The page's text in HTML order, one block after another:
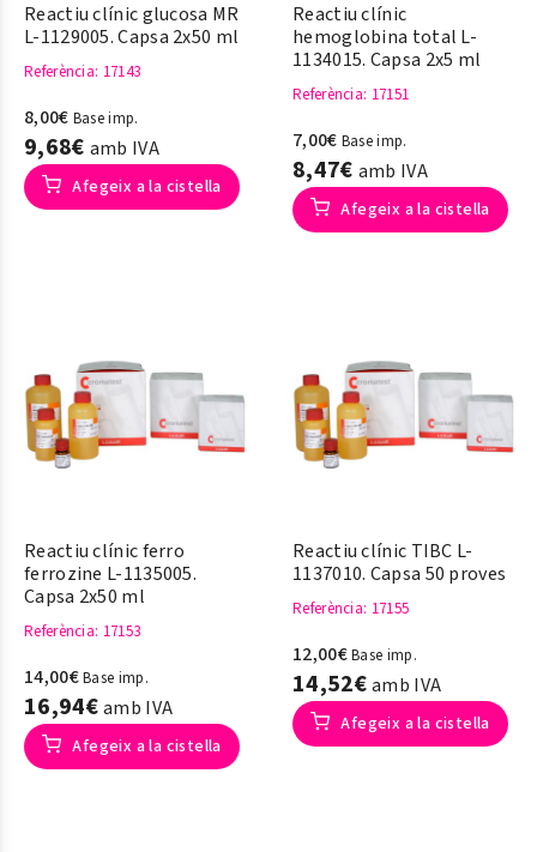
Reactiu clínic glucosa MR
L-1129005. Capsa 2x50 ml
Referència: 17143
8,00€ Base imp.
9,68€ amb IVA
Afegeix a la cistella
Reactiu clínic
hemoglobina total L-
1134015. Capsa 2x5 ml
Referència: 17151
7,00€ Base imp.
8,47€ amb IVA
Afegeix a la cistella
Reactiu clínic ferro
ferrozine L-1135005.
Capsa 2x50 ml
Referència: 17153
14,00€Base imp.
16,94€amb IVA
Afegeix a la cistella
Reactiu clínic TIBC L-
1137010. Capsa 50 proves
Referència: 17155
12,00€Base imp.
14,52€amb IVA
Afegeix a la cistella